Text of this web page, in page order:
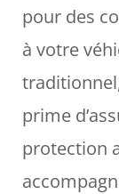
pour des
à votre
prime
protection